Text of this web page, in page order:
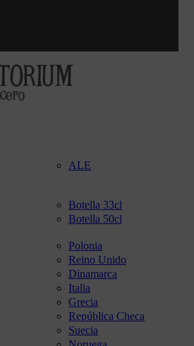
ALE
Botella 33cl
Botella 50cl
Polonia
Reino Unido
Dinamarca
Italia
Grecia
República Checa
Suecia